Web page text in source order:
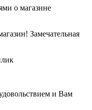
о магазине
Замечательная
и Вам